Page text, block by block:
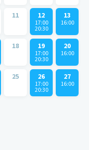
11 12
17:00
20:30
13
16:00
18 19
17:00
20:30
20
16:00
25 26
17:00
20:30
27
16:00